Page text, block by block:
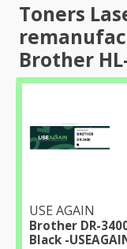
Toners
Brother
USE AGAIN
Brother DR-
Black -